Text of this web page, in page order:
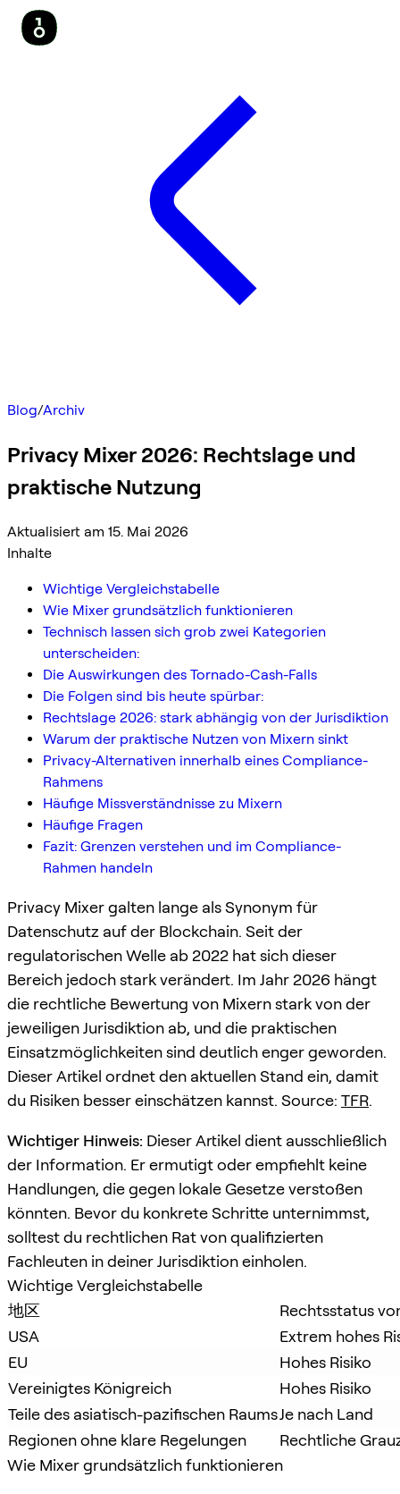
Blog/Archiv
Privacy Mixer 2026: Rechtslage und
praktische Nutzung
Aktualisiert am 15. Mai 2026
Inhalte
Wichtige Vergleichstabelle
Wie Mixer grundsätzlich funktionieren
Technisch lassen sich grob zwei Kategorien
unterscheiden:
Die Auswirkungen des Tornado-Cash-Falls
Die Folgen sind bis heute spürbar:
Rechtslage 2026: stark abhängig von der Jurisdiktion
Warum der praktische Nutzen von Mixern sinkt
Privacy-Alternativen innerhalb eines Compliance-
Rahmens
Häufige Missverständnisse zu Mixern
Häufige Fragen
Fazit: Grenzen verstehen und im Compliance-
Rahmen handeln
Privacy Mixer galten lange als Synonym für
Datenschutz auf der Blockchain. Seit der
regulatorischen Welle ab 2022 hat sich dieser
Bereich jedoch stark verändert. Im Jahr 2026 hängt
die rechtliche Bewertung von Mixern stark von der
jeweiligen Jurisdiktion ab, und die praktischen
Einsatzmöglichkeiten sind deutlich enger geworden.
Dieser Artikel ordnet den aktuellen Stand ein, damit
du Risiken besser einschätzen kannst. Source: TFR.
Wichtiger Hinweis: Dieser Artikel dient ausschließlich
der Information. Er ermutigt oder empfiehlt keine
Handlungen, die gegen lokale Gesetze verstoßen
könnten. Bevor du konkrete Schritte unternimmst,
solltest du rechtlichen Rat von qualifizierten
Fachleuten in deiner Jurisdiktion einholen.
Wichtige Vergleichstabelle
地区
Rechtsstatus
USA
Extrem hohes
EU
Hohes Risiko
Vereinigtes Königreich
Hohes Risiko
Teile des asiatisch-pazifischen RaumsJe nach Land
Regionen ohne klare Regelungen
Rechtliche
Wie Mixer grundsätzlich funktionieren